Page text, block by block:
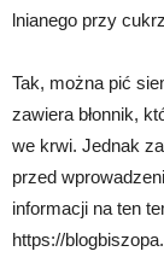
lnianego przy
Tak, można pić
zawiera błonnik,
we krwi. Jednak
przed
informacji na ten
https://